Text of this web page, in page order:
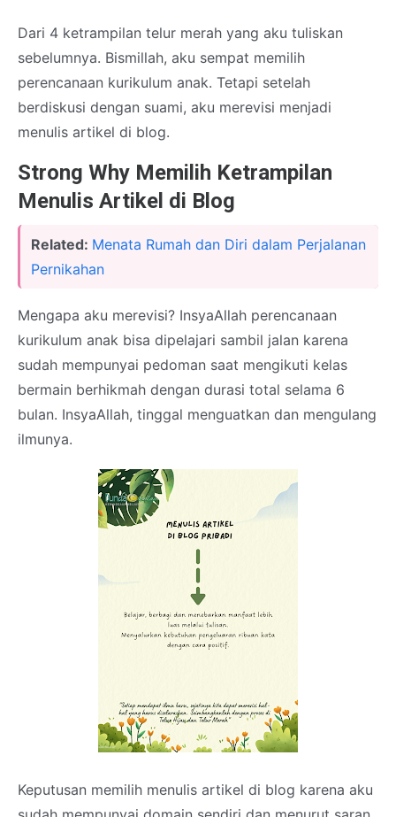
Dari 4 ketrampilan telur merah yang aku tuliskan
sebelumnya. Bismillah, aku sempat memilih
perencanaan kurikulum anak. Tetapi setelah
berdiskusi dengan suami, aku merevisi menjadi
menulis artikel di blog.
Strong Why Memilih Ketrampilan
Menulis Artikel di Blog
Related: Menata Rumah dan Diri dalam Perjalanan
Pernikahan
Mengapa aku merevisi? InsyaAllah perencanaan
kurikulum anak bisa dipelajari sambil jalan karena
sudah mempunyai pedoman saat mengikuti kelas
bermain berhikmah dengan durasi total selama 6
bulan. InsyaAllah, tinggal menguatkan dan mengulang
ilmunya.
Keputusan memilih menulis artikel di blog karena aku